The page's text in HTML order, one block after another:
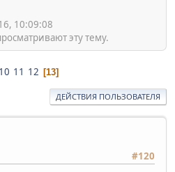
10:09:08
эту тему.
10 11 12 13
ДЕЙСТВИЯ ПОЛЬЗОВАТЕЛЯ
#120